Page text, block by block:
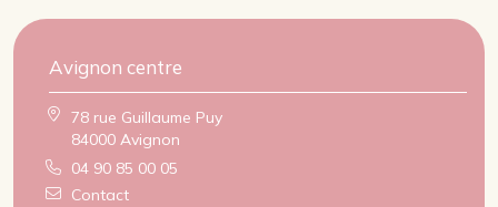
Avignon centre
78 rue Guillaume Puy
84000 Avignon
04 90 85 00 05
Contact